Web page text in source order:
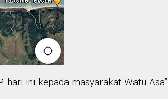
hari ini kepada masyarakat Watu Asa”